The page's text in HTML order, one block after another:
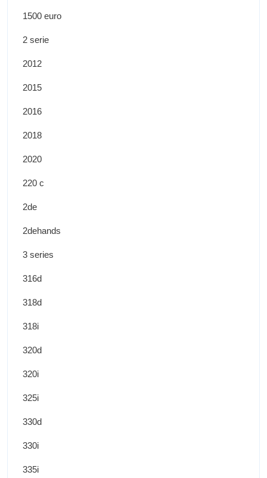
1500 euro
2 serie
2012
2015
2016
2018
2020
220 c
2de
2dehands
3 series
316d
318d
318i
320d
320i
325i
330d
330i
335i